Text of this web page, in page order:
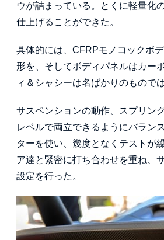
ウが詰まっている。とくに軽量化
仕上げることができた。
具体的には、CFRPモノコックボ
形を、そしてボディパネルはカー
ィ＆シャシーは名ばかりのものでは
サスペンションの動作、スプリン
レベルで両立できるようにバラン
ターを使い、幾度となくテストが
ア達と緊密に打ち合わせを重ね、
設定を行った。